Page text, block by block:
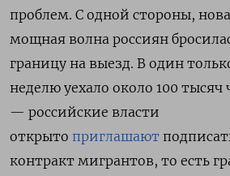
проблем. С одной стороны,
мощная волна россиян
границу на выезд. В один
неделю уехало около 100 тысяч
— российские власти
открыто приглашают
контракт мигрантов, то есть